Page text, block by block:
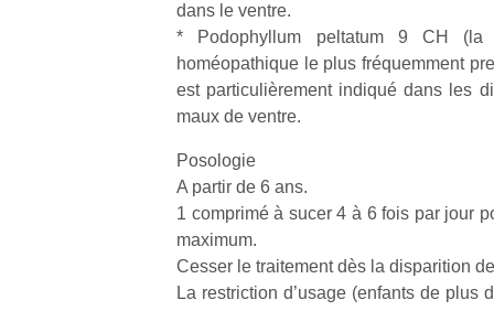
dans le ventre.
* Podophyllum peltatum 9 CH (la
homéopathique le plus fréquemment
est particulièrement indiqué dans les
maux de ventre.
Posologie
A partir de 6 ans.
1 comprimé à sucer 4 à 6 fois par jour
maximum.
Cesser le traitement dès la disparition
La restriction d’usage (enfants de plus
enfants
débordent
souvent
d’énergie.
n’est pas
toujours
Conjuguer
activité
vacances
estivales
et avec le
retour des
pour les
de…
de